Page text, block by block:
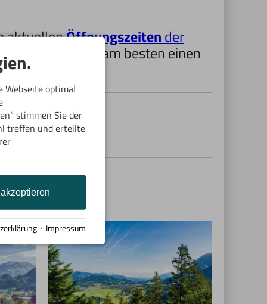
aktuellenÖffnungszeitender
aussieht, wirft am besten einen
Webseite optimal
stimmen Sie der
treffen und erteilte
· Impressum